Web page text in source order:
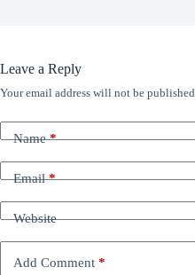
Leave a Reply
Your email address will not be published.
Name*
Email*
Website
Add Comment *